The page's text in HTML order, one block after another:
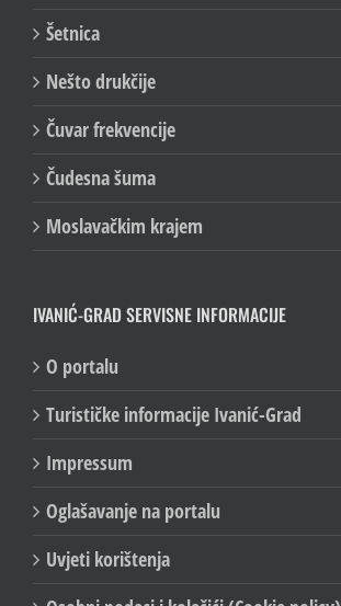
Šetnica
Nešto drukčije
Čuvar frekvencije
Čudesna šuma
Moslavačkim krajem
IVANIĆ-GRAD SERVISNE INFORMACIJE
O portalu
Turističke informacije Ivanić-Grad
Impressum
Oglašavanje na portalu
Uvjeti korištenja